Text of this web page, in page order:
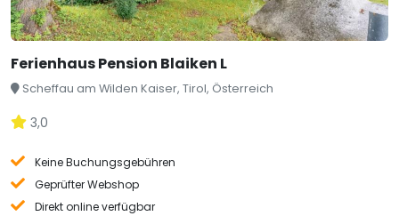
Ferienhaus Pension Blaiken L
Scheffau am Wilden Kaiser, Tirol, Österreich
3,0
Keine Buchungsgebühren
Geprüfter Webshop
Direkt online verfügbar